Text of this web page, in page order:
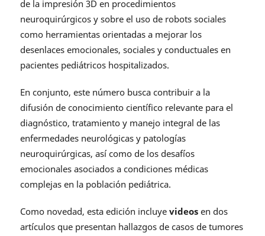
de la impresión 3D en procedimientos
neuroquirúrgicos y sobre el uso de robots sociales
como herramientas orientadas a mejorar los
desenlaces emocionales, sociales y conductuales en
pacientes pediátricos hospitalizados.
En conjunto, este número busca contribuir a la
difusión de conocimiento científico relevante para el
diagnóstico, tratamiento y manejo integral de las
enfermedades neurológicas y patologías
neuroquirúrgicas, así como de los desafíos
emocionales asociados a condiciones médicas
complejas en la población pediátrica.
Como novedad, esta edición incluyevideosen dos
artículos que presentan hallazgos de casos de tumores